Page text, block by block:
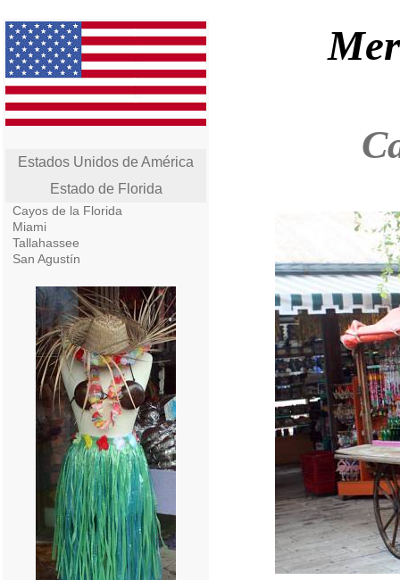
Estados Unidos de América
Estado de Florida
Cayos de la Florida
Miami
Tallahassee
San Agustín